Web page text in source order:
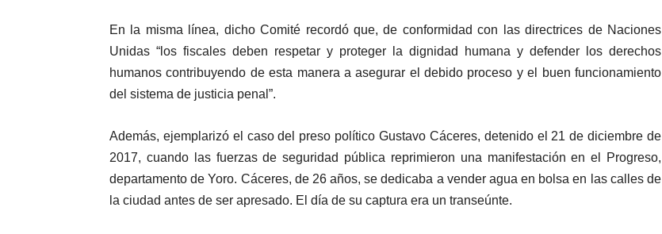
En la misma línea, dicho Comité recordó que, de conformidad con las directrices de Naciones
Unidas “los fiscales deben respetar y proteger la dignidad humana y defender los derechos
humanos contribuyendo de esta manera a asegurar el debido proceso y el buen funcionamiento
del sistema de justicia penal”.
Además, ejemplarizó el caso del preso político Gustavo Cáceres, detenido el 21 de diciembre de
2017, cuando las fuerzas de seguridad pública reprimieron una manifestación en el Progreso,
departamento de Yoro. Cáceres, de 26 años, se dedicaba a vender agua en bolsa en las calles de
la ciudad antes de ser apresado. El día de su captura era un transeúnte.